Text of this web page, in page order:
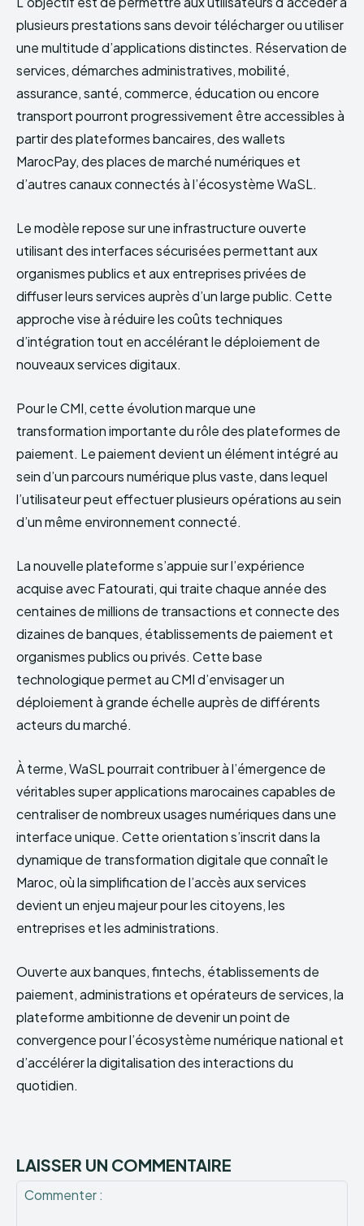
plusieurs prestations sans devoir télécharger ou utiliser
une multitude d’applications distinctes. Réservation de
services, démarches administratives, mobilité,
assurance, santé, commerce, éducation ou encore
transport pourront progressivement être accessibles à
partir des plateformes bancaires, des wallets
MarocPay, des places de marché numériques et
d’autres canaux connectés à l’écosystème WaSL.
Le modèle repose sur une infrastructure ouverte
utilisant des interfaces sécurisées permettant aux
organismes publics et aux entreprises privées de
diffuser leurs services auprès d’un large public. Cette
approche vise à réduire les coûts techniques
d’intégration tout en accélérant le déploiement de
nouveaux services digitaux.
Pour le CMI, cette évolution marque une
transformation importante du rôle des plateformes de
paiement. Le paiement devient un élément intégré au
sein d’un parcours numérique plus vaste, dans lequel
l’utilisateur peut effectuer plusieurs opérations au sein
d’un même environnement connecté.
La nouvelle plateforme s’appuie sur l’expérience
acquise avec Fatourati, qui traite chaque année des
centaines de millions de transactions et connecte des
dizaines de banques, établissements de paiement et
organismes publics ou privés. Cette base
technologique permet au CMI d’envisager un
déploiement à grande échelle auprès de différents
acteurs du marché.
À terme, WaSL pourrait contribuer à l’émergence de
véritables super applications marocaines capables de
centraliser de nombreux usages numériques dans une
interface unique. Cette orientation s’inscrit dans la
dynamique de transformation digitale que connaît le
Maroc, où la simplification de l’accès aux services
devient un enjeu majeur pour les citoyens, les
entreprises et les administrations.
Ouverte aux banques, fintechs, établissements de
paiement, administrations et opérateurs de services, la
plateforme ambitionne de devenir un point de
convergence pour l’écosystème numérique national et
d’accélérer la digitalisation des interactions du
quotidien.
LAISSER UN COMMENTAIRE